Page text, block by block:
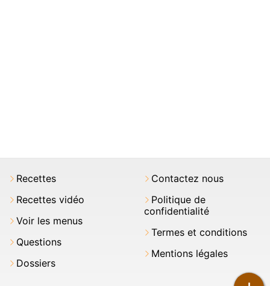
Recettes
Recettes vidéo
Voir les menus
Questions
Dossiers
Contactez nous
Politique de
confidentialité
Termes et conditions
Mentions légales